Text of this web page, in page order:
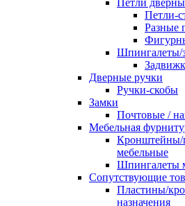
Петли
Петли-
Разные
Шпингалеты/
Дверные ручки
Ручки-скобы
Замки
Почтовые /
Мебельная
Кронштейны/
мебельные
Шпингалеты
Сопутствующие
Пластины/
назначения